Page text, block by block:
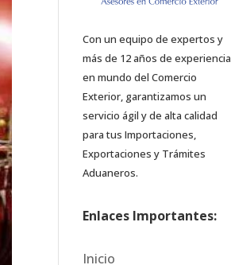
Con un equipo de expertos y
más de 12 años de experiencia
en mundo del Comercio
Exterior, garantizamos un
servicio ágil y de alta calidad
para tus Importaciones,
Exportaciones y Trámites
Aduaneros.
Enlaces Importantes:
Inicio